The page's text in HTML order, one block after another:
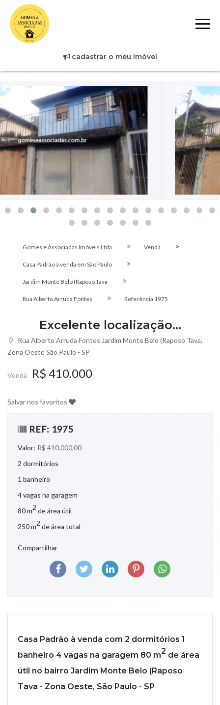
cadastrar o meu imóvel
Gomes e Associadas Imóveis Ltda Venda
Casa Padrão à venda em São Paulo
Jardim Monte Belo (Raposo Tava
Rua Alberto Arruda Fontes Referência 1975
Excelente localização...
Rua Alberto Arruda Fontes Jardim Monte Belo (Raposo Tava,
Zona Oeste São Paulo - SP
Venda R$ 410.000
Salvar nos favoritos
REF: 1975
Valor: R$ 410.000,00
2 dormitórios
1 banheiro
4 vagas na garagem
80 m2 de área útil
250 m2 de área total
Compartilhar
Casa Padrão à venda com 2 dormitórios 1
banheiro 4 vagas na garagem 80 m2 de área
útil no bairro Jardim Monte Belo (Raposo
Tava - Zona Oeste, São Paulo - SP